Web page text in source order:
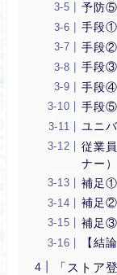
予防⑤
手段①
手段②
手段③
手段④
手段⑤
ユニ
従業
ナー）
補足①
補足②
補足③
【結
「ストア